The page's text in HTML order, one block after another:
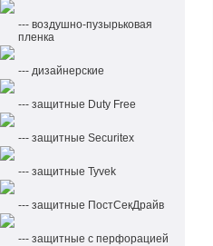
--- воздушно-пузырьковая
пленка
--- дизайнерские
--- защитные Duty Free
--- защитные Securitex
--- защитные Tyvek
--- защитные ПостСекДрайв
--- защитные с перфорацией